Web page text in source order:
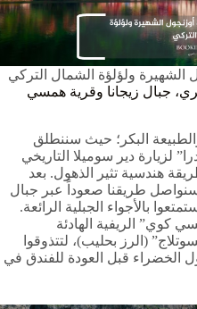
الشهيرة ولؤلؤة الشمال التركي
جبال زيجانا وقرية همسي
البكر؛ حيث سننطلق
لزيارة دير سوميلا التاريخي
هندسية تثير الذهول. بعد
سنواصل طريقنا صعوداً عبر جبال
بالأجواء الجبلية الرائعة.
الريفية الهادئة
(الرز بحليب)، لتتذوقوا
الخضراء قبل العودة للفندق في